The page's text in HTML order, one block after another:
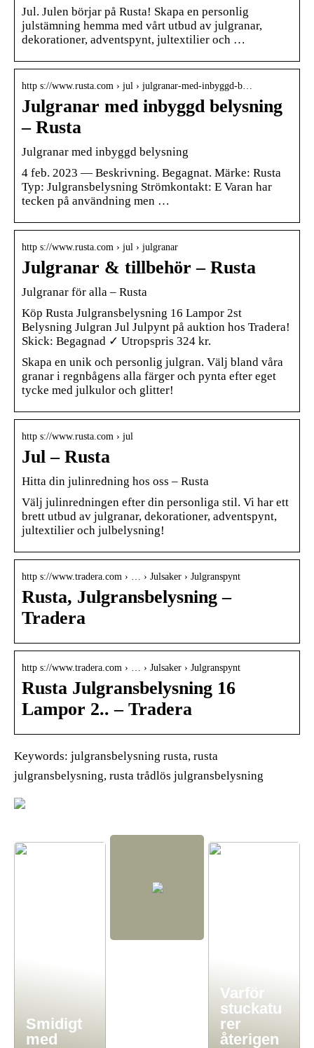
Jul. Julen börjar på Rusta! Skapa en personlig
julstämning hemma med vårt utbud av julgranar,
dekorationer, adventspynt, jultextilier och …
http s://www.rusta.com › jul › julgranar-med-inbyggd-b…
Julgranar med inbyggd belysning
– Rusta
Julgranar med inbyggd belysning
4 feb. 2023 — Beskrivning. Begagnat. Märke: Rusta
Typ: Julgransbelysning Strömkontakt: E Varan har
tecken på användning men …
http s://www.rusta.com › jul › julgranar
Julgranar & tillbehör – Rusta
Julgranar för alla – Rusta
Köp Rusta Julgransbelysning 16 Lampor 2st
Belysning Julgran Jul Julpynt på auktion hos Tradera!
Skick: Begagnad ✓ Utropspris 324 kr.
Skapa en unik och personlig julgran. Välj bland våra
granar i regnbågens alla färger och pynta efter eget
tycke med julkulor och glitter!
http s://www.rusta.com › jul
Jul – Rusta
Hitta din julinredning hos oss – Rusta
Välj julinredningen efter din personliga stil. Vi har ett
brett utbud av julgranar, dekorationer, adventspynt,
jultextilier och julbelysning!
http s://www.tradera.com › … › Julsaker › Julgranspynt
Rusta, Julgransbelysning –
Tradera
http s://www.tradera.com › … › Julsaker › Julgranspynt
Rusta Julgransbelysning 16
Lampor 2.. – Tradera
Keywords: julgransbelysning rusta, rusta
julgransbelysning, rusta trådlös julgransbelysning
Smidigt
med
Varför
stuckatu
rer
återigen